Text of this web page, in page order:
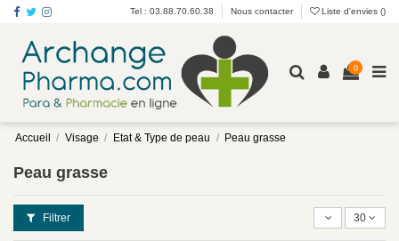
Tel : 03.88.70.60.38 Nous contacter Liste d'envies ()
0
Accueil Visage Etat & Type de peau Peau grasse
Peau grasse
Filtrer 30